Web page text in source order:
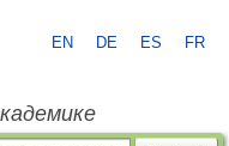
EN DE ES FR